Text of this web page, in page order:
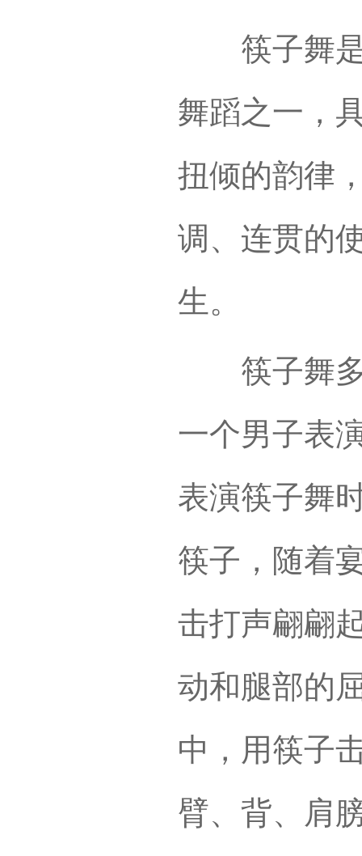
筷子舞是
舞蹈之一，
扭倾的韵律
调、连贯的
生。
筷子舞多
一个男子表
表演筷子舞
筷子，随着
击打声翩翩
动和腿部的
中，用筷子
臂、背、肩